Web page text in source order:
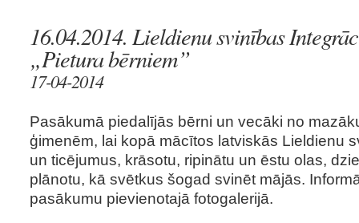
16.04.2014. Lieldienu svinības
„Pietura bērniem”
17-04-2014
Pasākumā piedalījās bērni un vecāki no
ģimenēm, lai kopā mācītos latviskās Lieldienu
un ticējumus, krāsotu, ripinātu un ēstu olas,
plānotu, kā svētkus šogad svinēt mājās.
pasākumu pievienotajā fotogalerijā.